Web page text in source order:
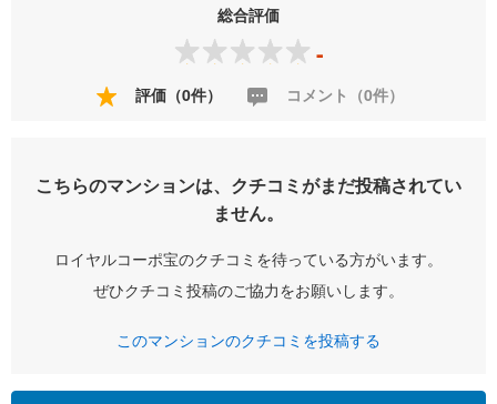
総合評価
-
評価（0件） コメント（0件）
こちらのマンションは、クチコミがまだ投稿されてい
ません。
ロイヤルコーポ宝のクチコミを待っている方がいます。
ぜひクチコミ投稿のご協力をお願いします。
このマンションのクチコミを投稿する